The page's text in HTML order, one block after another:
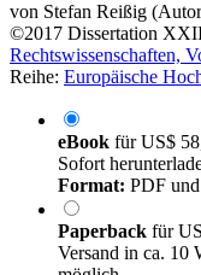
vonStefan Reißig
©2017 Dissertation
Rechtswissenschaften,
eBookfürUS$
Sofort
Format:
Paperbackfür